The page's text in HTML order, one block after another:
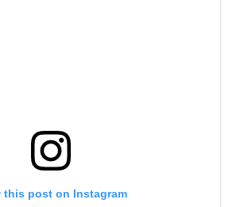
this post on Instagram